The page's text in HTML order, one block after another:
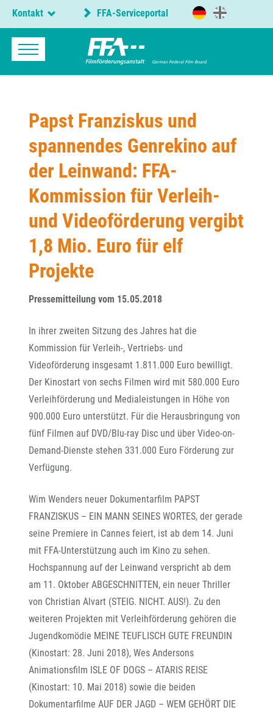
Kontakt FFA-Serviceportal
Papst Franziskus und
spannendes Genrekino auf
der Leinwand: FFA-
Kommission für Verleih-
und Videoförderung vergibt
1,8 Mio. Euro für elf
Projekte
Pressemitteilung vom 15.05.2018
In ihrer zweiten Sitzung des Jahres hat die
Kommission für Verleih-, Vertriebs- und
Videoförderung insgesamt 1.811.000 Euro bewilligt.
Der Kinostart von sechs Filmen wird mit 580.000 Euro
Verleihförderung und Medialeistungen in Höhe von
900.000 Euro unterstützt. Für die Herausbringung von
fünf Filmen auf DVD/Blu-ray Disc und über Video-on-
Demand-Dienste stehen 331.000 Euro Förderung zur
Verfügung.
Wim Wenders neuer Dokumentarfilm PAPST
FRANZISKUS – EIN MANN SEINES WORTES, der gerade
seine Premiere in Cannes feiert, ist ab dem 14. Juni
mit FFA-Unterstützung auch im Kino zu sehen.
Hochspannung auf der Leinwand verspricht ab dem
am 11. Oktober ABGESCHNITTEN, ein neuer Thriller
von Christian Alvart (STEIG. NICHT. AUS!). Zu den
weiteren Projekten mit Verleihförderung gehören die
Jugendkomödie MEINE TEUFLISCH GUTE FREUNDIN
(Kinostart: 28. Juni 2018), Wes Andersons
Animationsfilm ISLE OF DOGS – ATARIS REISE
(Kinostart: 10. Mai 2018) sowie die beiden
Dokumentarfilme AUF DER JAGD – WEM GEHÖRT DIE